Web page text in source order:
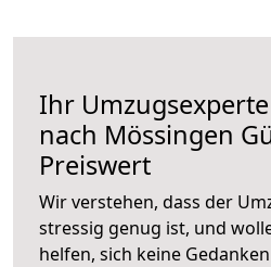
Ihr
nach Mössingen
Preiswert
Wir verstehen, dass der
stressig genug ist, und
helfen, sich keine